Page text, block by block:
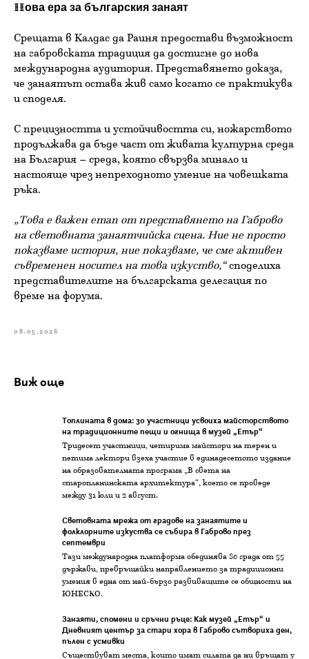
Нова ера за българския занаят
Срещата в Калдас да Раиня предостави възможност
на габровската традиция да достигне до нова
международна аудитория. Представянето доказа,
че занаятът остава жив само когато се практикува
и споделя.
С прецизността и устойчивостта си, ножарството
продължава да бъде част от живата културна среда
на България – среда, която свързва минало и
настояще чрез непреходното умение на човешката
ръка.
„Това е важен етап от представянето на Габрово
на световната занаятчийска сцена. Ние не просто
показваме история, ние показваме, че сме активен
съвременен носител на това изкуство,“споделиха
представителите на българската делегация по
време на форума.
08.05.2026
Виж още
Топлината в дома: 30 участници усвоиха майсторството
на традиционните пещи и огнища в музей „Етър“
Тридесет участници, четирима майстори на терен и
петима лектори взеха участие в единадесетото издание
на образователната програма „В света на
старопланинската архитектура“, което се проведе
между 31 юли и 2 август.
Световната мрежа от градове на занаятите и
фолклорните изкуства се събира в Габрово през
септември
Тази международна платформа обединява 80 града от 55
държави, превръщайки направлението за традиционни
умения в една от най-бързо развиващите се общности на
ЮНЕСКО.
Занаяти, спомени и сръчни ръце: Как музей „Етър“ и
Дневният център за стари хора в Габрово сътвориха ден,
пълен с усмивки
Съществуват места, които имат силата да ни връщат у